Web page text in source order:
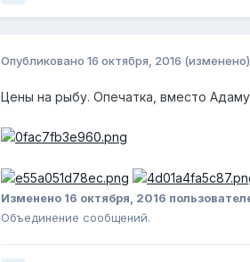
Опубликовано 16 октября, 2016 (изменено)
Цены на рыбу. Опечатка, вместо
Изменено 16 октября, 2016
Объединение сообщений.